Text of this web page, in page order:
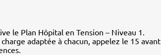
le Plan Hôpital en Tension – Niveau 1.
adaptée à chacun, appelez le 15 avant